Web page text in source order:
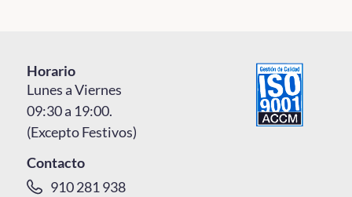
Horario
Lunes a Viernes
09:30 a 19:00.
(Excepto Festivos)
Contacto
910 281 938